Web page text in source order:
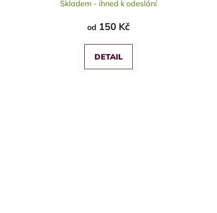
hodnocení
je
5,0
z
5
Skladem - ihned k odeslání
od 150 Kč
DETAIL